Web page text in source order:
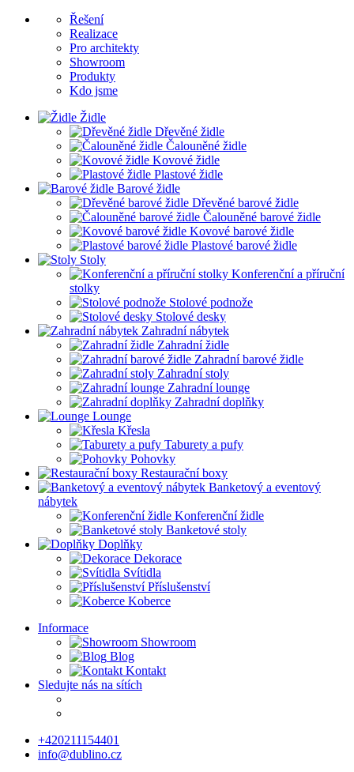
Řešení
Realizace
Pro architekty
Showroom
Produkty
Kdo jsme
Židle
Dřevěné židle
Čalouněné židle
Kovové židle
Plastové židle
Barové židle
Dřevěné barové židle
Čalouněné barové židle
Kovové barové židle
Plastové barové židle
Stoly
Konferenční a příruční
stolky
Stolové podnože
Stolové desky
Zahradní nábytek
Zahradní židle
Zahradní barové židle
Zahradní stoly
Zahradní lounge
Zahradní doplňky
Lounge
Křesla
Taburety a pufy
Pohovky
Restaurační boxy
Banketový a eventový
nábytek
Konferenční židle
Banketové stoly
Doplňky
Dekorace
Svítidla
Příslušenství
Koberce
Informace
Showroom
Blog
Kontakt
Sledujte nás na sítích
+420211154401
info@dublino.cz